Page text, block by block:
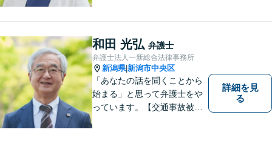
「しんなら強い」弁護士にな
るため日々研鑽を積んでいま
す
和田 光弘 弁護士
弁護士法人一新総合法律事務所
新潟県|新潟市中央区
「あなたの話を聞くことから
始まる」と思って弁護士をや
っています。【交通事故被害
詳細を見
る